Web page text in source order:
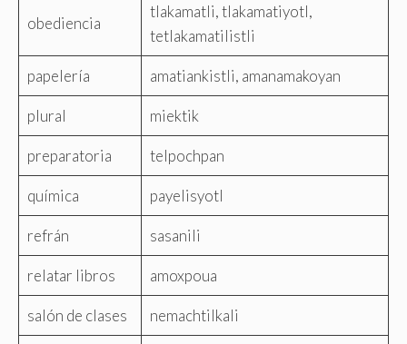
obediencia
tlakamatli, tlakamatiyotl,
tetlakamatilistli
papelería amatiankistli, amanamakoyan
plural miektik
preparatoria telpochpan
química payelisyotl
refrán sasanili
relatar libros amoxpoua
salón de clases nemachtilkali